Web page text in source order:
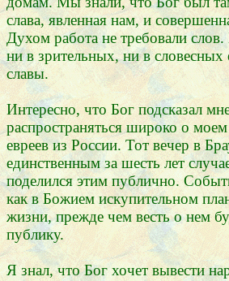
слава, явленная нам, и
Духом работа не требовали
ни в зрительных, ни в словесных
славы.
Интересно, что Бог подсказал
распространяться широко о
евреев из России. Тот вечер в
единственным за шесть лет
поделился этим публично.
как в Божием искупительном
жизни, прежде чем весть о нем
публику.
Я знал, что Бог хочет вывести